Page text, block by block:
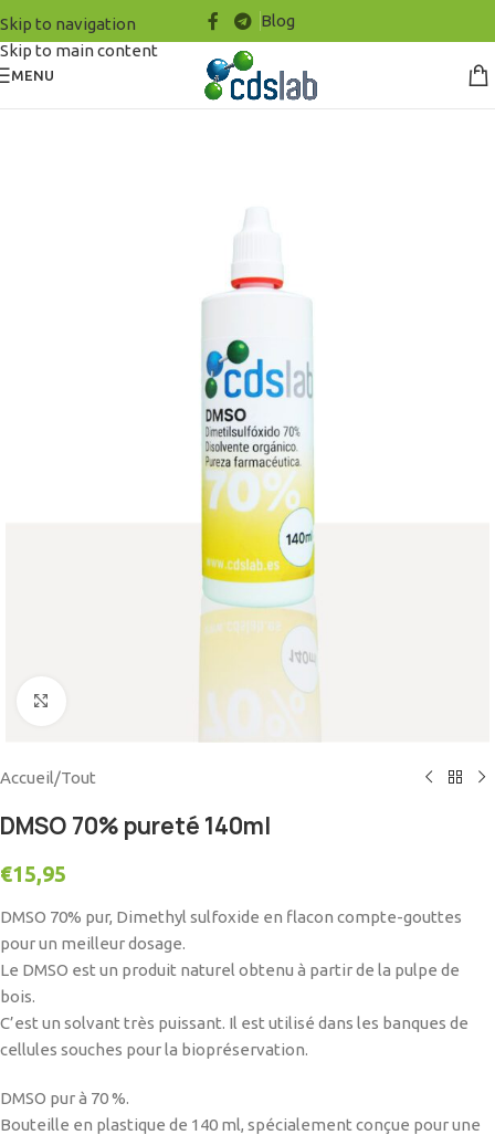
Skip to navigation
Skip to main content
Blog
MENU
Accueil/Tout
DMSO 70% pureté 140ml
€15,95
DMSO 70% pur, Dimethyl sulfoxide en flacon compte-gouttes
pour un meilleur dosage.
Le DMSO est un produit naturel obtenu à partir de la pulpe de
bois.
C’est un solvant très puissant. Il est utilisé dans les banques de
cellules souches pour la biopréservation.
DMSO pur à 70 %.
Bouteille en plastique de 140 ml, spécialement conçue pour une